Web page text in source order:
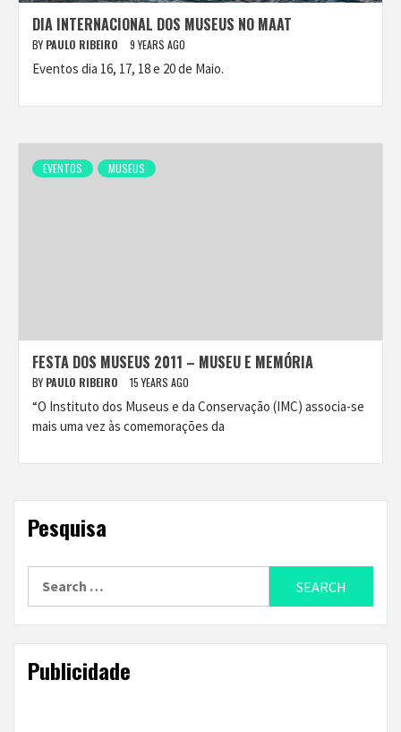
DIA INTERNACIONAL DOS MUSEUS NO MAAT
BY PAULO RIBEIRO 9 YEARS AGO
Eventos dia 16, 17, 18 e 20 de Maio.
EVENTOS MUSEUS
FESTA DOS MUSEUS 2011 – MUSEU E MEMÓRIA
BY PAULO RIBEIRO 15 YEARS AGO
“O Instituto dos Museus e da Conservação (IMC) associa-se
mais uma vez às comemorações da
Pesquisa
Publicidade